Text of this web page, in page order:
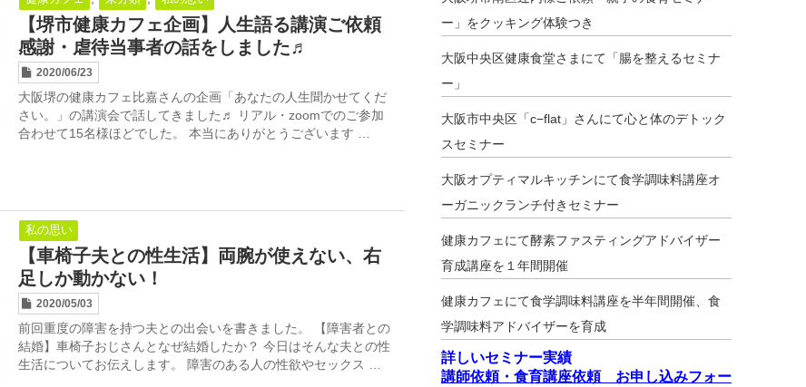
【堺市健康カフェ企画】人生語る講演ご依頼
感謝・虐待当事者の話をしました♬
2020/06/23
大阪堺の健康カフェ比嘉さんの企画「あなたの人生聞かせてくだ
さい。」の講演会で話してきました♬ リアル・zoomでのご参加
合わせて15名様ほどでした。 本当にありがとうございます …
私の思い
【車椅子夫との性生活】両腕が使えない、右
足しか動かない！
2020/05/03
前回重度の障害を持つ夫との出会いを書きました。 【障害者との
結婚】車椅子おじさんとなぜ結婚したか？ 今日はそんな夫との性
生活についてお伝えします。 障害のある人の性欲やセックス …
ー」をクッキング体験つき
大阪中央区健康食堂さまにて「腸を整えるセミナ
ー」
大阪市中央区「c−flat」さんにて心と体のデトック
スセミナー
大阪オプティマルキッチンにて食学調味料講座オ
ーガニックランチ付きセミナー
健康カフェにて酵素ファスティングアドバイザー
育成講座を１年間開催
健康カフェにて食学調味料講座を半年間開催、食
学調味料アドバイザーを育成
詳しいセミナー実績
講師依頼・食育講座依頼 お申し込みフォー